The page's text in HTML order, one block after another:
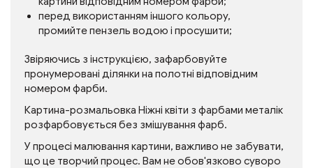
перед використанням іншого кольору,
промийте пензель водою і просушити;
Звіряючись з інструкцією, зафарбовуйте
пронумеровані ділянки на полотні відповідним
номером фарби.
Картина-розмальовка Ніжні квіти з фарбами металік
розфарбовується без змішування фарб.
У процесі малювання картини, важливо не забувати,
що це творчий процес. Вам не обов'язково суворо